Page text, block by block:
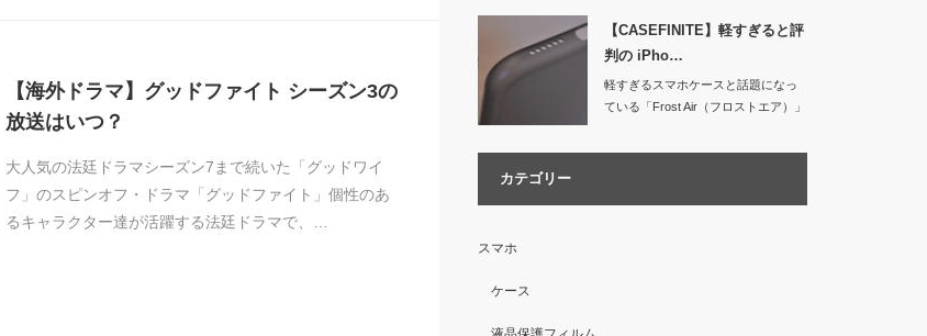
【海外ドラマ】グッドファイト シーズン3の
放送はいつ？
大人気の法廷ドラマシーズン7まで続いた「グッドワイ
フ」のスピンオフ・ドラマ「グッドファイト」個性のあ
るキャラクター達が活躍する法廷ドラマで、…
【CASEFINITE】軽すぎると評
判の iPho…
軽すぎるスマホケースと話題になっ
ている「Frost Air（フロストエア）」
カテゴリー
スマホ
ケース